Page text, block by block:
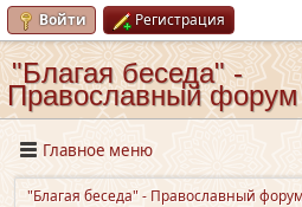
Войти Регистрация
"Благая беседа" -
Православный форум
Главное меню
"Благая беседа" - Православный